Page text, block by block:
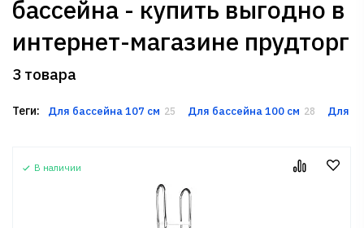
бассейна - купить выгодно в
интернет-магазине прудторг
3 товара
Теги: Для бассейна 107 см 25 Для бассейна 100 см 28 Для
В наличии